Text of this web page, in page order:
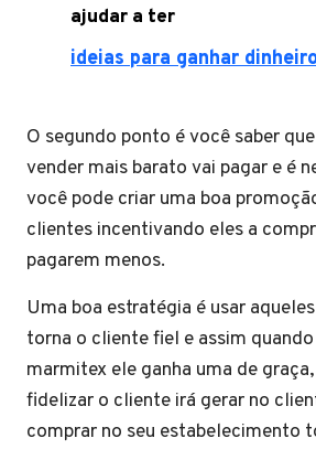
ajudar a ter
ideias para ganhar
O segundo ponto é você saber
vender mais barato vai pagar e é
você pode criar uma boa
clientes incentivando eles a
pagarem menos.
Uma boa estratégia é usar
torna o cliente fiel e assim
marmitex ele ganha uma de
fidelizar o cliente irá gerar no
comprar no seu estabelecimento